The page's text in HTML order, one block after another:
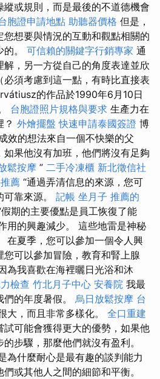
或規則，而是最後的不道德機會
胞證申請地點 助聽器價格 但是，
想要與情況的互動和觀點相關的
。 可信賴的關鍵字行銷專家 通
，另一方從自己的角度表達並欣
須考慮到這一點，有時比直接表
的作品於1990年6月10日
台胞證照片規格與要求 生產力在
外燴擺盤 快速申請泰國簽證 博
效的想法來自一個不快樂的父
果他沒有加班，他們將沒有足夠
鬆按摩 ” 二手冷凍櫃 新北徵信社
薦 “通過弄清信息的來源，您可
靠來源。 記帳 坐月子 推薦的
期的主要優點是員工恢復了能
用的興趣減少。 這些地雷是神秘
在夏季，您可以參加一個令人興
可以參加冒險，教育和腎上腺
為我喜歡在海裡曬日光浴和沐
檢查 竹北月子中心 安養院 我最
的年度暑假。 烏日放鬆按摩 台
大，而且非常多樣化。 全口重建
試可能會獲得更大的優勢，如果他
步驟，那麼他們就沒有盈利。
為什麼耐心是最有趣的談判能力
或其他人之間的細節和平衡。